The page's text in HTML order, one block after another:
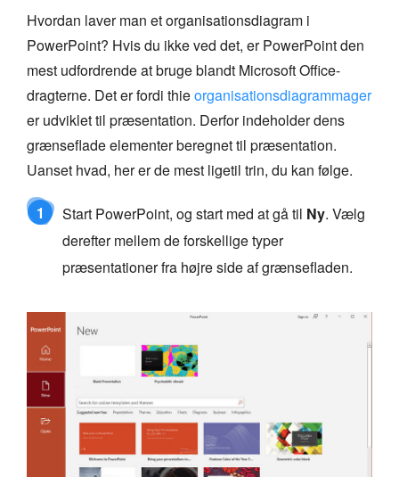
Hvordan laver man et organisationsdiagram i
PowerPoint? Hvis du ikke ved det, er PowerPoint den
mest udfordrende at bruge blandt Microsoft Office-
dragterne. Det er fordi thieorganisationsdiagrammager
er udviklet til præsentation. Derfor indeholder dens
grænseflade elementer beregnet til præsentation.
Uanset hvad, her er de mest ligetil trin, du kan følge.
1 Start PowerPoint, og start med at gå til Ny. Vælg
derefter mellem de forskellige typer
præsentationer fra højre side af grænsefladen.